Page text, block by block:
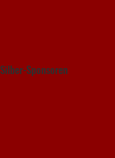
Silber-Sponsoren